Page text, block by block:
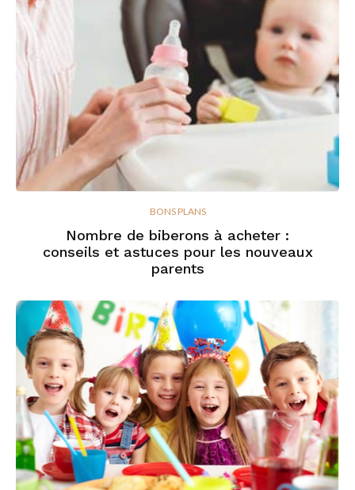
BONS PLANS
Nombre de biberons à acheter :
conseils et astuces pour les nouveaux
parents